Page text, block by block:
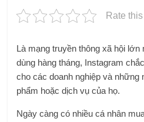
Rate
Là mạng truyền thông xã hội
dùng hàng tháng, Instagram
cho các doanh nghiệp và những
phẩm hoặc dịch vụ của họ.
Ngày càng có nhiều cá nhân